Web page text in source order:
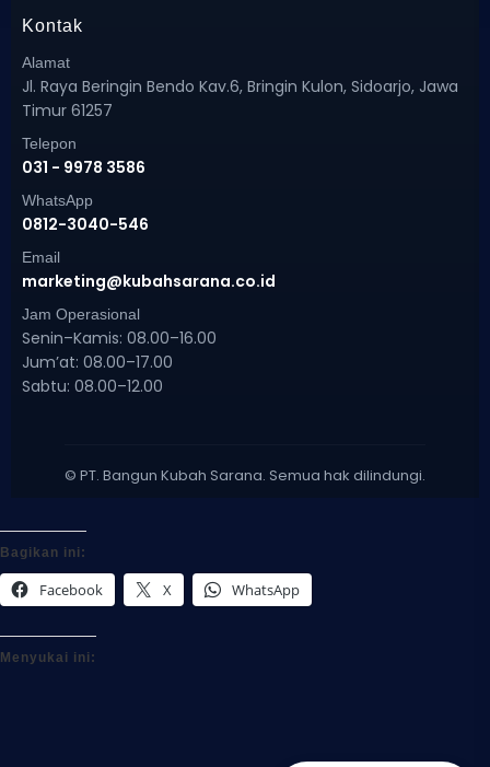
Kontak
Alamat
Jl. Raya Beringin Bendo Kav.6, Bringin Kulon, Sidoarjo, Jawa
Timur 61257
Telepon
031 - 9978 3586
WhatsApp
0812-3040-546
Email
marketing@kubahsarana.co.id
Jam Operasional
Senin–Kamis: 08.00–16.00
Jum’at: 08.00–17.00
Sabtu: 08.00–12.00
© PT. Bangun Kubah Sarana. Semua hak dilindungi.
Bagikan ini:
Facebook X WhatsApp
Menyukai ini: